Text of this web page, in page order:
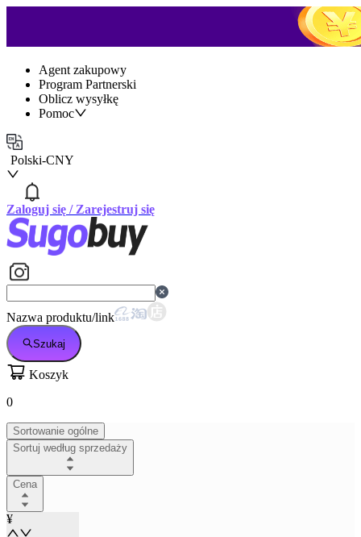
Agent zakupowy
Program Partnerski
Oblicz wysyłkę
Pomoc
Polski-CNY
Zaloguj się / Zarejestruj się
Nazwa produktu/link
Szukaj
Koszyk
0
Sortowanie ogólne
Sortuj według sprzedaży
Cena
¥